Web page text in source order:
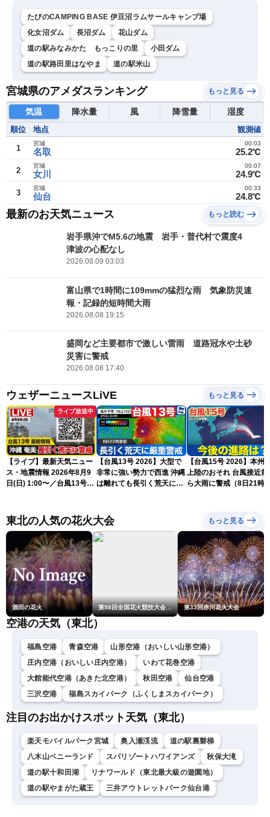
たびのCAMPING BASE 伊豆沼ラムサールキャンプ場
化女沼ダム
長沼ダム
花山ダム
道の駅みなみかた もっこりの里
小田ダム
道の駅路田里はなやま
道の駅米山
宮城県のアメダスランキング もっと見る
気温 降水量 風 降雪量 湿度
順位 地点 観測値
1 名取
宮城
25.2℃
00:03
2 女川
宮城
24.9℃
00:07
3 仙台
宮城
24.8℃
00:33
最新のお天気ニュース もっと読む
岩手県沖でM5.6の地震 岩手・普代村で震度4
津波の心配なし
2026.08.09 03:03
富山県で1時間に109mmの猛烈な雨 気象防災速
報・記録的短時間大雨
2026.08.08 19:15
盛岡など主要都市で激しい雷雨 道路冠水や土砂
災害に警戒
2026.08.08 17:40
ウェザーニュースLiVE もっと見る
ライブ放送中
【ライブ】最新天気ニュー
ス・地震情報 2026年8月9
日(日) 1:00〜／台風13号・
LiVE〉
【台風13号 2026】大型で
非常に強い勢力で西進 沖縄
は離れても長引く荒天に厳
【台風15号 2026】本州
上陸のおそれ 台風接近前
ら大雨に警戒（8日21時
東北の人気の花火大会 もっと見る
酒田の花火 第98回全国花火競技大会「大曲の花火」 第33回赤川花火大会
空港の天気（東北）
福島空港 青森空港
山形空港（おいしい山形空港）
庄内空港（おいしい庄内空港）
いわて花巻空港
大館能代空港（あきた北空港）
秋田空港
仙台空港
三沢空港
福島スカイパーク（ふくしまスカイパーク）
注目のお出かけスポット天気（東北）
楽天モバイルパーク宮城 奥入瀬渓流
道の駅裏磐梯
八木山ベニーランド
スパリゾートハワイアンズ
秋保大滝
道の駅十和田湖
リナワールド（東北最大級の遊園地）
道の駅やまがた蔵王
三井アウトレットパーク仙台港